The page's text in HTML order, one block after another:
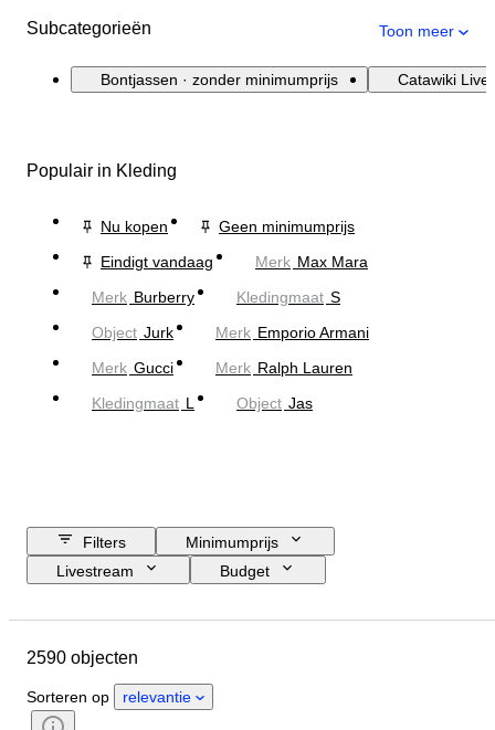
Subcategorieën Toon meer
Bontjassen · zonder minimumprijs Catawiki Live
Populair in Kleding
Nu kopen
Geen minimumprijs
Eindigt vandaag
Merk Max Mara
Merk Burberry Kledingmaat S
Object Jurk Merk Emporio Armani
Merk Gucci Merk Ralph Lauren
Kledingmaat L Object Jas
Filters
Minimumprijs
Livestream
Budget
Land van herkomst
Geslacht
Conditie
Stijl
Kleur
2590 objecten
Sorteren op relevantie